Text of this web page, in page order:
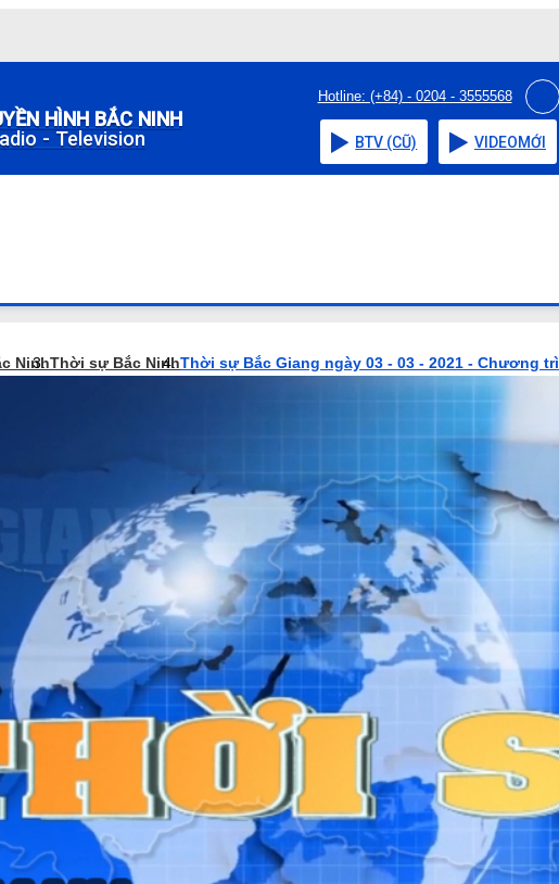
HÌNH BẮC NINH
- Television
Hotline: (+84) - 0204 - 3555568
BTV (CŨ) VIDEOMỚI
NinhThời sự Bắc NinhThời sự Bắc Giang ngày 03 - 03 - 2021 - Chương